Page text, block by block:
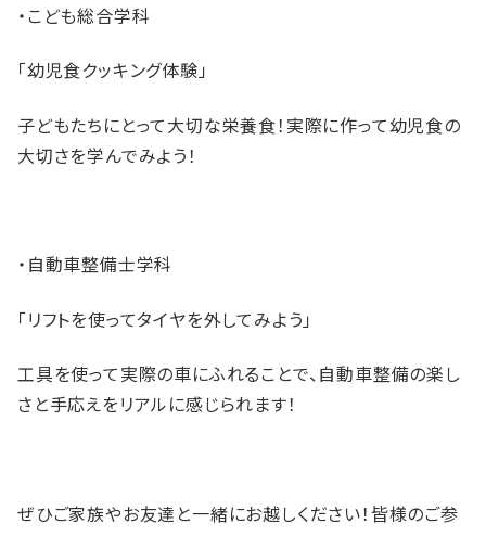
・こども総合学科
「幼児食クッキング体験」
子どもたちにとって大切な栄養食！実際に作って幼児食の
大切さを学んでみよう！
・自動車整備士学科
「リフトを使ってタイヤを外してみよう」
工具を使って実際の車にふれることで、自動車整備の楽し
さと手応えをリアルに感じられます！
ぜひご家族やお友達と一緒にお越しください！皆様のご参